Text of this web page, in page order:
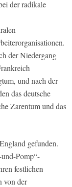
der radikale
der Niedergang
und nach der
das deutsche
Zarentum und das
gefunden.
Pomp“-
festlichen
von der